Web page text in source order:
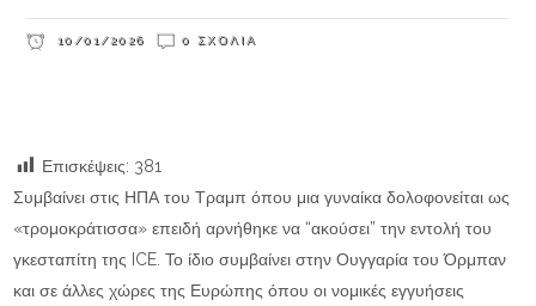
10/01/2026 0 ΣΧΌΛΙΑ
Επισκέψεις: 381
Συμβαίνει στις ΗΠΑ του Τραμπ όπου μια γυναίκα δολοφονείται ως
«τρομοκράτισσα» επειδή αρνήθηκε να “ακούσει” την εντολή του
γκεσταπίτη της ICE. Το ίδιο συμβαίνει στην Ουγγαρία του Όρμπαν
και σε άλλες χώρες της Ευρώπης όπου οι νομικές εγγυήσεις